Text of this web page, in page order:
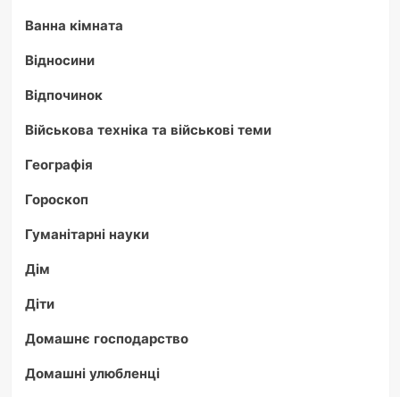
Ванна кімната
Відносини
Відпочинок
Військова техніка та військові теми
Географія
Гороскоп
Гуманітарні науки
Дім
Діти
Домашнє господарство
Домашні улюбленці